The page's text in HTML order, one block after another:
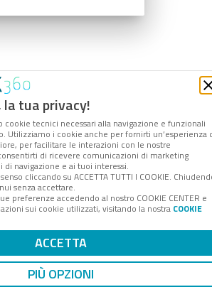
tua privacy!
cookie tecnici necessari alla navigazione e funzionali
Utilizziamo i cookie anche per fornirti un’esperienza
per facilitare le interazioni con le nostre
di ricevere comunicazioni di marketing
navigazione e ai tuoi interessi.
cliccando su ACCETTA TUTTI I COOKIE.
senza accettare.
preferenze accedendo al nostro COOKIE CENTER e
sui cookie utilizzati, visitando la nostra COOKIE
ACCETTA
PIÙ OPZIONI